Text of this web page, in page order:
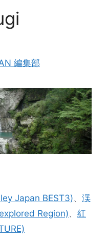
編集部
Japan BEST3)、渓
Region)、 紅